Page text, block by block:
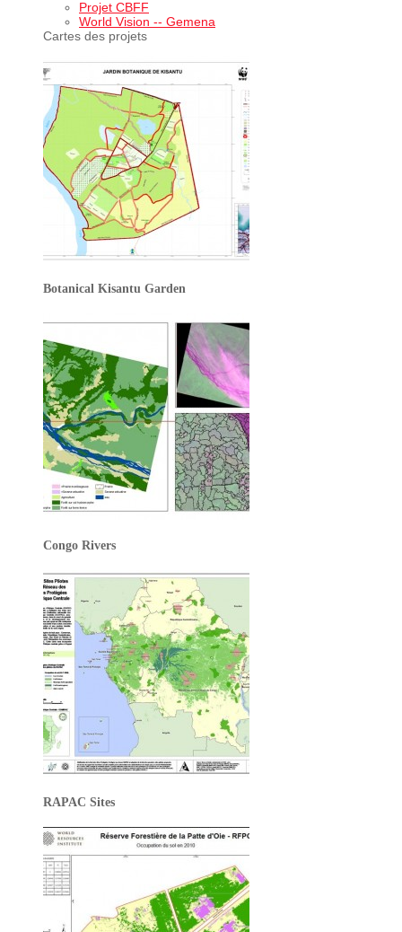
Projet CBFF
World Vision -- Gemena
Cartes des projets
Botanical Kisantu Garden
Congo Rivers
RAPAC Sites